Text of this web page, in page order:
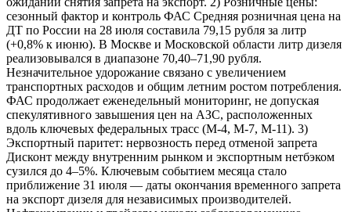
сезонный фактор и контроль ФАС Средняя розничная цена на
ДТ по России на 28 июля составила 79,15 рубля за литр
(+0,8% к июню). В Москве и Московской области литр дизеля
реализовывался в диапазоне 70,40–71,90 рубля.
Незначительное удорожание связано с увеличением
транспортных расходов и общим летним ростом потребления.
ФАС продолжает еженедельный мониторинг, не допуская
спекулятивного завышения цен на АЗС, расположенных
вдоль ключевых федеральных трасс (М-4, М-7, М-11). 3)
Экспортный паритет: нервозность перед отменой запрета
Дисконт между внутренним рынком и экспортным нетбэком
сузился до 4–5%. Ключевым событием месяца стало
приближение 31 июля — даты окончания временного запрета
на экспорт дизеля для независимых производителей.